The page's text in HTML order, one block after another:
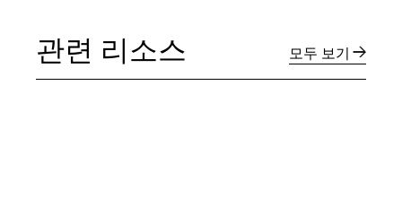
관련 리소스 모두 보기